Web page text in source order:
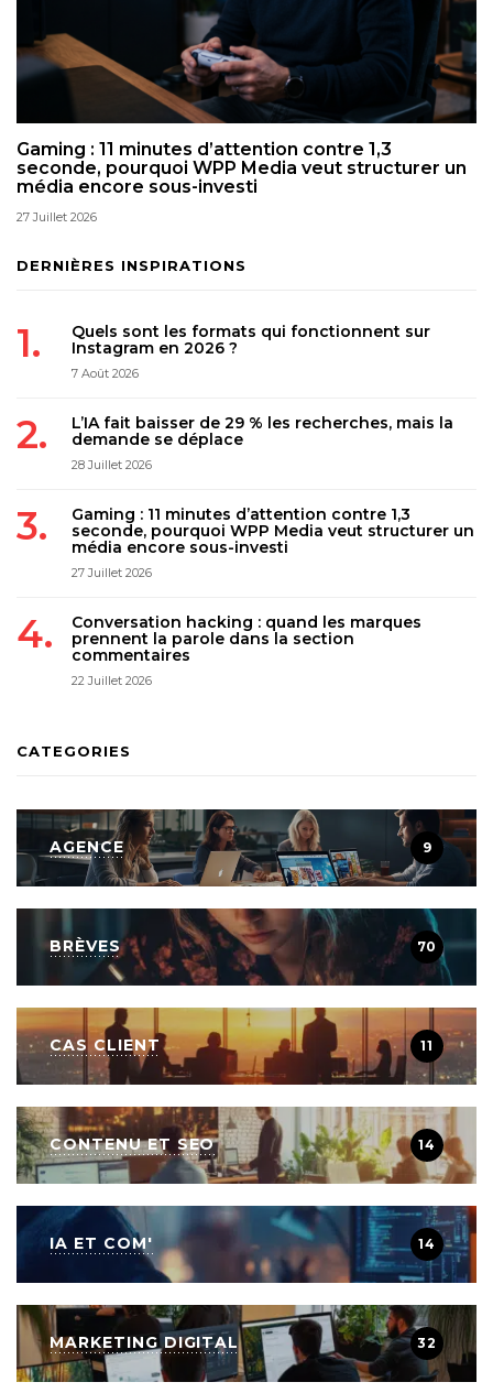
Gaming : 11 minutes d’attention contre 1,3
seconde, pourquoi WPP Media veut structurer un
média encore sous-investi
27 Juillet 2026
DERNIÈRES INSPIRATIONS
Quels sont les formats qui fonctionnent sur
Instagram en 2026 ?
7 Août 2026
L’IA fait baisser de 29 % les recherches, mais la
demande se déplace
28 Juillet 2026
Gaming : 11 minutes d’attention contre 1,3
seconde, pourquoi WPP Media veut structurer un
média encore sous-investi
27 Juillet 2026
Conversation hacking : quand les marques
prennent la parole dans la section
commentaires
22 Juillet 2026
CATEGORIES
AGENCE 9
BRÈVES 70
CAS CLIENT 11
CONTENU ET SEO 14
IA ET COM' 14
MARKETING DIGITAL 32